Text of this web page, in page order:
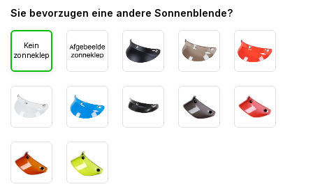
Sie bevorzugen eine andere Sonnenblende?
Kein
zonneklep